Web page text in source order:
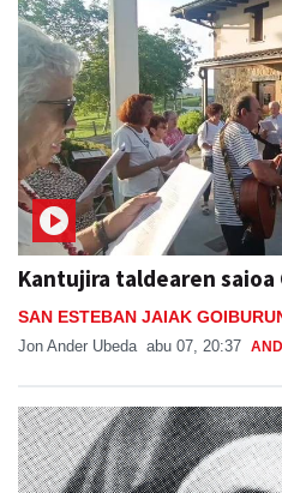
Kantujira taldearen
SAN ESTEBAN JAIAK
Jon Ander Ubeda abu 07, 20:37